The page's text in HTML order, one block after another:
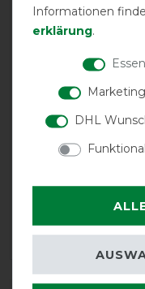
16.03.2023
Langer Versand.
Sehr gut zu reinigen
23.10.2022
LOAD MORE
Informationen
erklärung.
Marketing
DHL
Funktional